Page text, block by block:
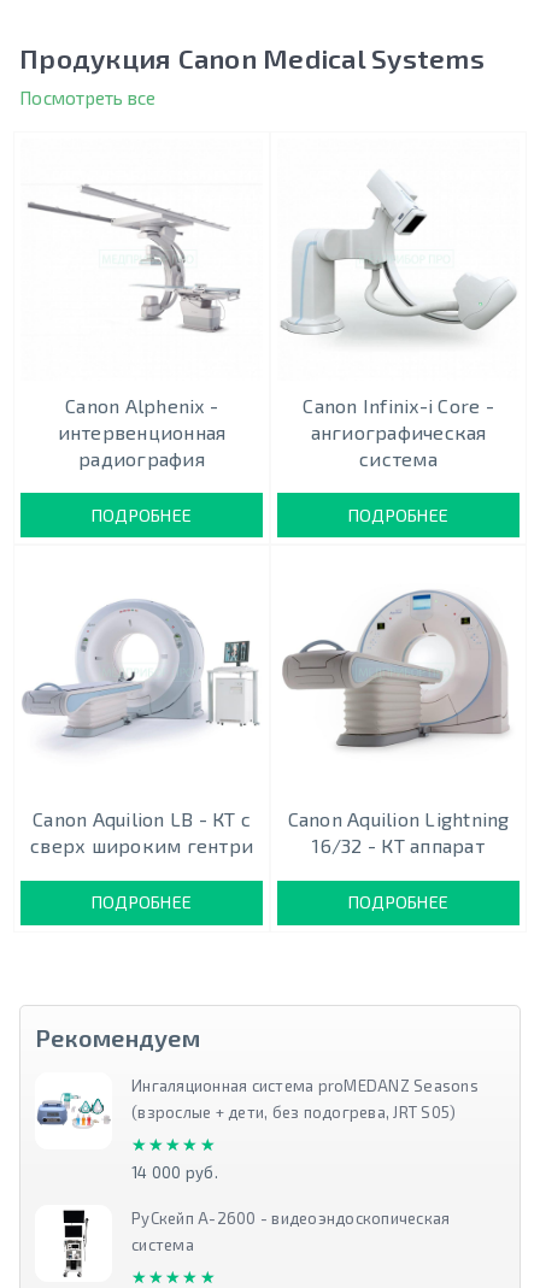
Продукция Canon Medical Systems
Посмотреть все
Canon Alphenix -
интервенционная
радиография
ПОДРОБНЕЕ
Canon Infinix-i Core -
ангиографическая
система
ПОДРОБНЕЕ
Canon Aquilion LB - КТ с
сверх широким гентри
ПОДРОБНЕЕ
Canon Aquilion Lightning
16/32 - КТ аппарат
ПОДРОБНЕЕ
Рекомендуем
Ингаляционная система proMEDANZ Seasons
(взрослые + дети, без подогрева, JRT S05)
★★★★★
★★★★★
14 000 руб.
РуСкейп А-2600 - видеоэндоскопическая
система
★★★★★
★★★★★